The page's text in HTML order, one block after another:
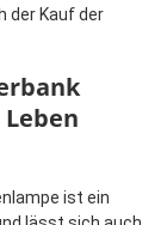
der Kauf der
ist ein